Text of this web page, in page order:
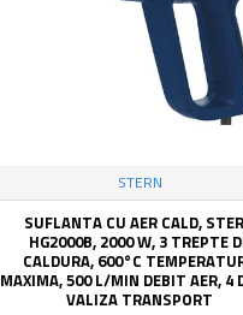
STERN
SUFLANTA CU AER CALD,
HG2000B, 2000 W, 3 TREPTE
CALDURA, 600°C
MAXIMA, 500 L/MIN DEBIT AER, 4
VALIZA TRANSPORT